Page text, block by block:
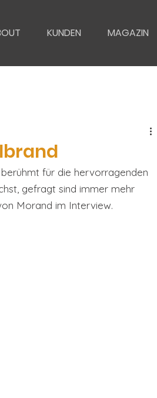
KUNDEN MAGAZIN
für die hervorragenden
gefragt sind immer mehr
Morand im Interview.